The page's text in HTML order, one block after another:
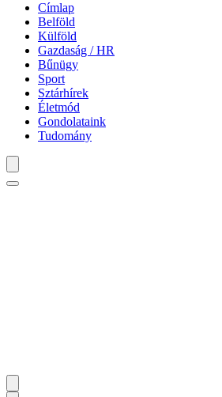
Címlap
Belföld
Külföld
Gazdaság / HR
Bűnügy
Sport
Sztárhírek
Életmód
Gondolataink
Tudomány